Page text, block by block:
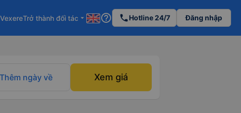
Trở thành đối tác arrow_drop_down help_outline phoneHotline 24/7 Đăng nhập
Thêm ngày về Xem giá